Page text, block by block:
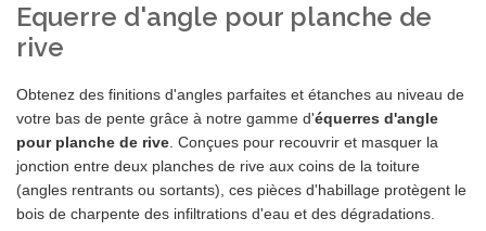
Equerre d'angle pour planche de
rive
Obtenez des finitions d'angles parfaites et étanches au niveau de
votre bas de pente grâce à notre gamme d'équerres d'angle
pour planche de rive . Conçues pour recouvrir et masquer la
jonction entre deux planches de rive aux coins de la toiture
(angles rentrants ou sortants), ces pièces d'habillage protègent le
bois de charpente des infiltrations d'eau et des dégradations.